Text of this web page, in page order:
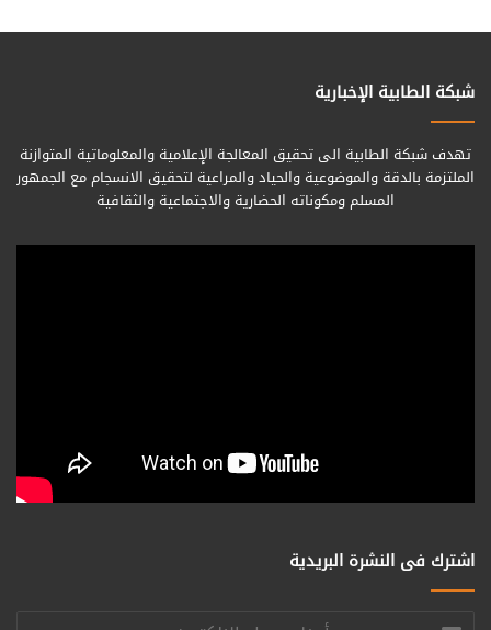
شبكة الطابية الإخبارية
تهدف شبكة الطابية الى تحقيق المعالجة الإعلامية والمعلوماتية المتوازنة
الملتزمة بالدقة والموضوعية والحياد والمراعية لتحقيق الانسجام مع الجمهور
المسلم ومكوناته الحضارية والاجتماعية والثقافية
اشترك فى النشرة البريدية
أدخل